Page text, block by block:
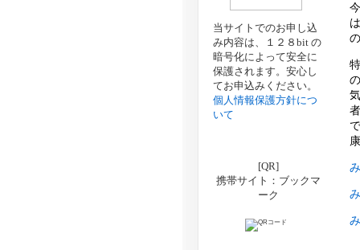
当サイトでのお申し込
み内容は、１２８bit の
暗号化によって安全に
保護されます。安心し
てお申込みください。
個人情報保護方針につ
いて
[QR]
携帯サイト：ブックマ
ーク